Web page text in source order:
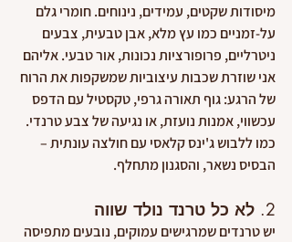
מיסודות שקטים, עמידים, נינוחים. חומרי גלם
על-זמניים כמו עץ מלא, אבן טבעית, צבעים
ניטרליים, פרופורציות נכונות, אור טבעי. אליהם
אני שוזרת שכבות עיצוביות שמשקפות את הרוח
של הרגע: גוף תאורה גרפי, טקסטיל עם הדפס
עכשווי, אמנות נועזת, או נגיעה של צבע טרנדי.
כמו ללבוש ג'ינס קלאסי עם חולצה עונתית –
הבסיס נשאר, והסגנון מתחלף.
2. לא כל טרנד נולד שווה
יש טרנדים שמרגישים עמוקים, נובעים מתפיסה